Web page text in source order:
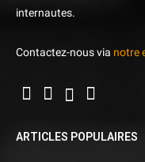
internautes.
Contactez-nous via notre
ARTICLES POPULAIRES